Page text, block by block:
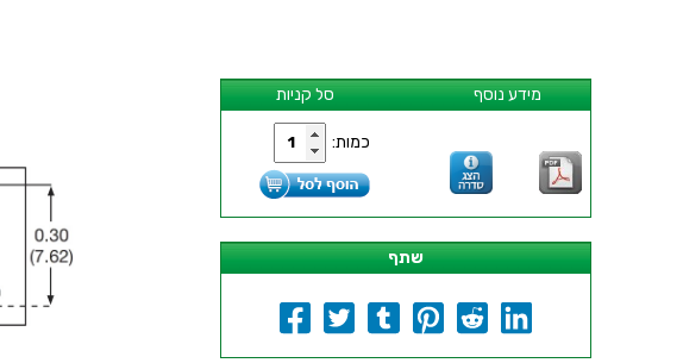
סל קניות מידע נוסף
כמות:
שתף